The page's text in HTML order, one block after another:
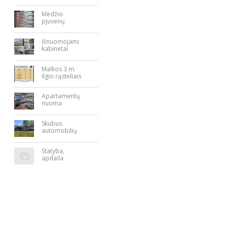
Medžio
pjuvenų
briketai
Išnuomojami
kabinetai
bės aikštėje
Malkos 3 m.
ilgio rąsteliais
Apartamentų
nuoma
Skubus
automobilių
Statyba,
apdaila